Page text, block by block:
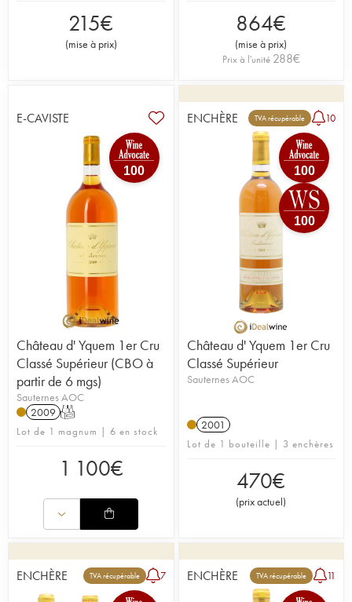
215€
(mise à prix)
864€
(mise à prix)
Prix à l'unité 288€
E-CAVISTE
100
Château d' Yquem 1er Cru
Classé Supérieur (CBO à
partir de 6 mgs)
Sauternes AOC
2009 T
Lot de 1 magnum | 6 en stock
1 100€
ENCHÈRE TVA récupérable 10
100
100
Château d' Yquem 1er Cru
Classé Supérieur
Sauternes AOC
2001
Lot de 1 bouteille | 3 enchères
470€
(prix actuel)
ENCHÈRE TVA récupérable 7 ENCHÈRE TVA récupérable 11